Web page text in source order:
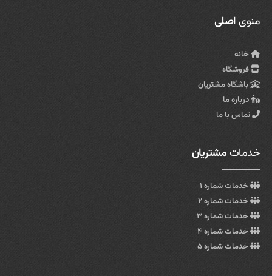
منویاصلی
خانه
فروشگاه
باشگاه مشتریان
درباره ما
تماس با ما
خدمات مشتریان
خدمات شماره ۱
خدمات شماره ۲
خدمات شماره ۳
خدمات شماره ۴
خدمات شماره ۵